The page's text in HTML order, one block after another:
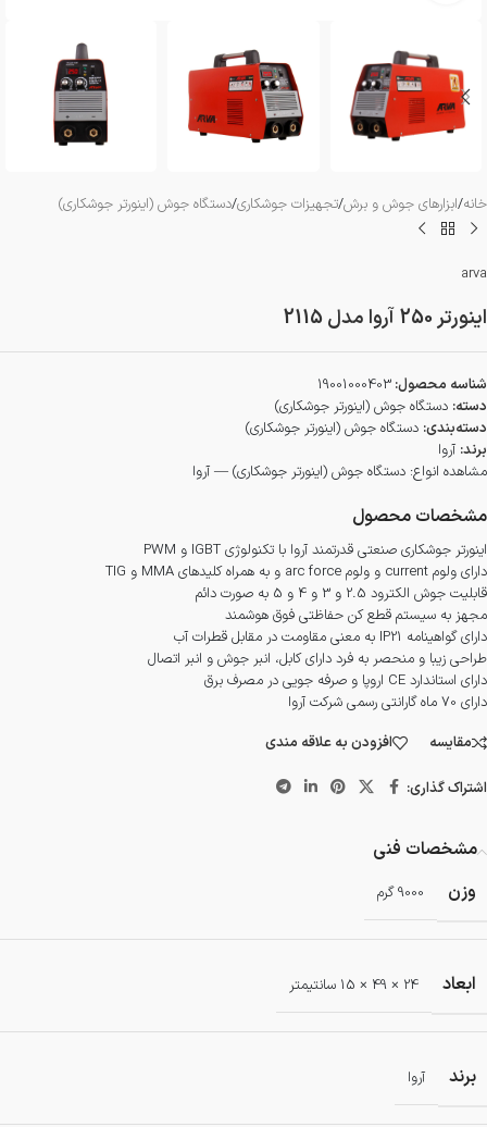
خانه/ابزارهای جوش و برش/تجهیزات جوشکاری/دستگاه جوش (اینورتر جوشکاری)
arva
اینورتر 250 آروا مدل 2115
شناسه محصول: 19001000403
دسته: دستگاه جوش (اینورتر جوشکاری)
دسته‌بندی: دستگاه جوش (اینورتر جوشکاری)
برند: آروا
مشاهده انواع: دستگاه جوش (اینورتر جوشکاری) — آروا
مشخصات محصول
اینورتر جوشکاری صنعتی قدرتمند آروا با تکنولوژی IGBT و PWM
دارای ولوم current و ولوم arc force و به همراه کلیدهای MMA و TIG
قابلیت جوش الکترود 2.5 و 3 و 4 و 5 به صورت دائم
مجهز به سیستم قطع کن حفاظتی فوق هوشمند
دارای گواهینامه IP21 به معنی مقاومت در مقابل قطرات آب
طراحی زیبا و منحصر به فرد دارای کابل، انبر جوش و انبر اتصال
دارای استاندارد CE اروپا و صرفه جویی در مصرف برق
دارای 70 ماه گارانتی رسمی شرکت آروا
مقایسه
افزودن به علاقه مندی
اشتراک گذاری:
مشخصات فنی
وزن
9000 گرم
ابعاد 24 × 49 × 15 سانتیمتر
برند آروا